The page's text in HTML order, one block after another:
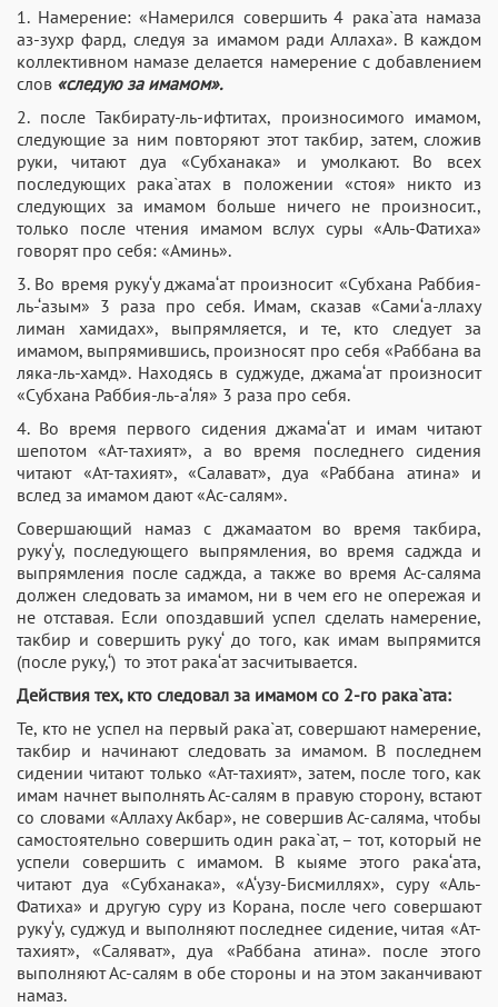
1. Намерение: «Намерился совершить 4 рака`ата намаза
аз-зухр фард, следуя за имамом ради Аллаха». В каждом
коллективном намазе делается намерение с добавлением
слов «следую за имамом».
2. после Такбирату-ль-ифтитах, произносимого имамом,
следующие за ним повторяют этот такбир, затем, сложив
руки, читают дуа «Субханака» и умолкают. Во всех
последующих рака`атах в положении «стоя» никто из
следующих за имамом больше ничего не произносит.,
только после чтения имамом вслух суры «Аль-Фатиха»
говорят про себя: «Аминь».
3. Во время руку‘у джама‘ат произносит «Субхана Раббия-
ль-‘азым» 3 раза про себя. Имам, сказав «Сами‘а-ллаху
лиман хамидах», выпрямляется, и те, кто следует за
имамом, выпрямившись, произносят про себя «Раббана ва
ляка-ль-хамд». Находясь в суджуде, джама‘ат произносит
«Субхана Раббия-ль-а‘ля» 3 раза про себя.
4. Во время первого сидения джама‘ат и имам читают
шепотом «Ат-тахият», а во время последнего сидения
читают «Ат-тахият», «Салават», дуа «Раббана атина» и
вслед за имамом дают «Ас-салям».
Совершающий намаз с джамаатом во время такбира,
руку‘у, последующего выпрямления, во время саджда и
выпрямления после саджда, а также во время Ас-саляма
должен следовать за имамом, ни в чем его не опережая и
не отставая. Если опоздавший успел сделать намерение,
такбир и совершить руку‘ до того, как имам выпрямится
(после руку,‘) то этот рака‘ат засчитывается.
Действия тех, кто следовал за имамом со 2-го рака`ата:
Те, кто не успел на первый рака`ат, совершают намерение,
такбир и начинают следовать за имамом. В последнем
сидении читают только «Ат-тахият», затем, после того, как
имам начнет выполнять Ас-салям в правую сторону, встают
со словами «Аллаху Акбар», не совершив Ас-саляма, чтобы
самостоятельно совершить один рака`ат, – тот, который не
успели совершить с имамом. В кыяме этого рака‘ата,
читают дуа «Субханака», «А‘узу-Бисмиллях», суру «Аль-
Фатиха» и другую суру из Корана, после чего совершают
руку‘у, суджуд и выполняют последнее сидение, читая «Ат-
тахият», «Саляват», дуа «Раббана атина». после этого
выполняют Ас-салям в обе стороны и на этом заканчивают
намаз.